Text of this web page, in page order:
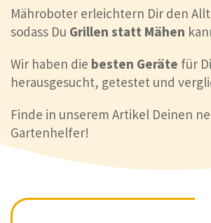
Mähroboter erleichtern Dir den
sodass Du Grillen statt Mähen
Wir haben die besten Geräte für
herausgesucht, getestet und
Finde in unserem Artikel Deinen
Gartenhelfer!